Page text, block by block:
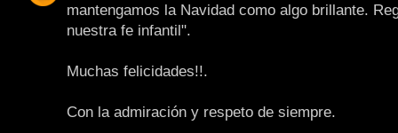
mantengamos la Navidad como algo brillante.
nuestra fe infantil".
Muchas felicidades!!.
Con la admiración y respeto de siempre.